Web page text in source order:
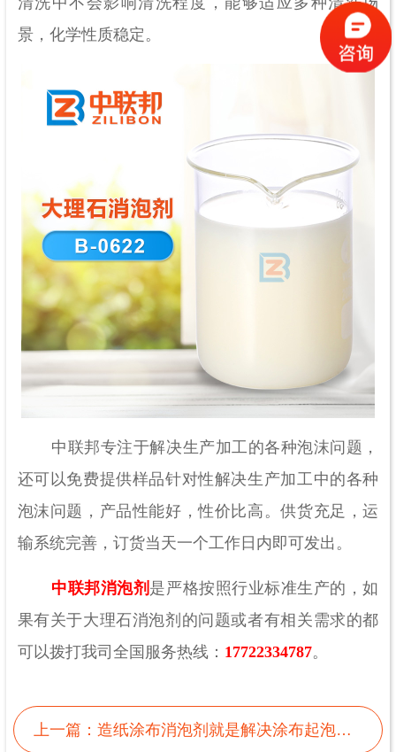
景，化学性质稳定。
中联邦专注于解决生产加工的各种泡沫问题，
还可以免费提供样品针对性解决生产加工中的各种
泡沫问题，产品性能好，性价比高。供货充足，运
输系统完善，订货当天一个工作日内即可发出。
中联邦消泡剂 是严格按照行业标准生产的，如
果有关于大理石消泡剂的问题或者有相关需求的都
可以拨打我司全国服务热线： 17722334787。
上一篇： 造纸涂布消泡剂就是解决涂布起泡难题的第一选择